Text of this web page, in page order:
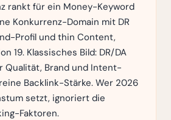
rankt für ein Money-Keyword
Konkurrenz-Domain mit DR
Profil und thin Content,
19. Klassisches Bild: DR/DA
Qualität, Brand und Intent-
Backlink-Stärke. Wer 2026
setzt, ignoriert die
Faktoren.